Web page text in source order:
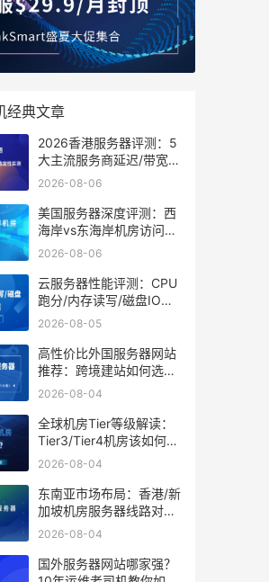
经典文章
2026香港服务器评测：5
大主流服务商延迟/带宽/
稳定性实测
2026-08-06
美国服务器深度评测：西
海岸vs东海岸机房访问速
度对比，哪个更适合你？
2026-08-06
云服务器性能评测：CPU
跑分/内存读写/磁盘IO实
测数据
2026-08-05
高性价比外国服务器网站
推荐：跨境建站如何选到
靠谱又省钱的方案？
2026-08-04
全球机房Tier等级解读：
Tier3/Tier4机房该如何选
择？
2026-08-04
东南亚市场布局：香港/新
加坡机房服务器线路对
比，谁更适合你的出海业
2026-08-04
国外服务器网站哪家强？